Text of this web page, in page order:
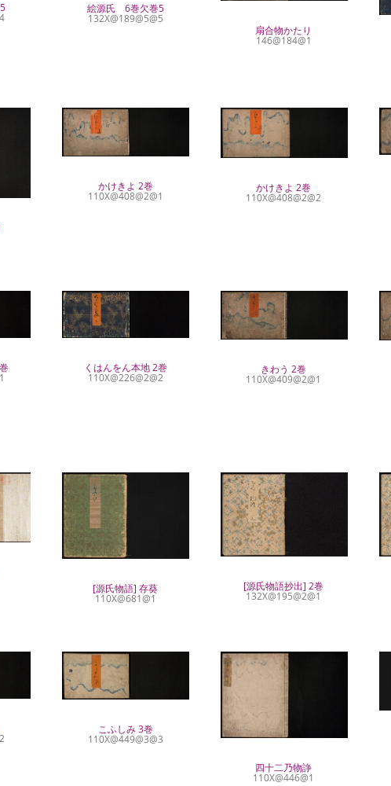
絵源氏 6巻欠巻5
132X@189@5@5
扇合物かたり
146@184@1
かけきよ 2巻
110X@408@2@1
かけきよ 2巻
110X@408@2@2
くはんをん本地 2巻
110X@226@2@2
きわう 2巻
110X@409@2@1
[源氏物語] 存葵
110X@681@1
[源氏物語抄出] 2巻
132X@195@2@1
こふしみ 3巻
110X@449@3@3
四十二乃物諍
110X@446@1